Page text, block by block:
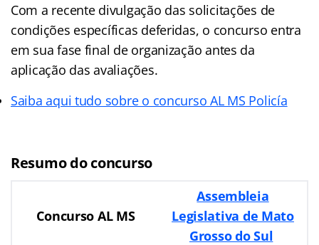
Com a recente divulgação das solicitações de
condições específicas deferidas, o concurso entra
em sua fase final de organização antes da
aplicação das avaliações.
Saiba aqui tudo sobre o concurso AL MS Policía
Resumo do concurso
Concurso AL MS
Assembleia
Legislativa de Mato
Grosso do Sul